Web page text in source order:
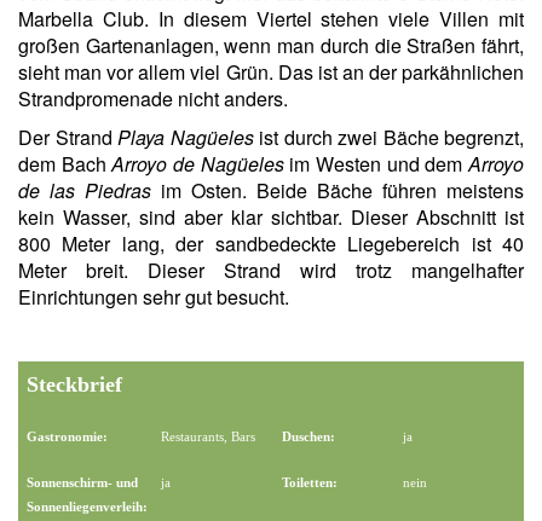
Marbella Club. In diesem Viertel stehen viele Villen mit
großen Gartenanlagen, wenn man durch die Straßen fährt,
sieht man vor allem viel Grün. Das ist an der parkähnlichen
Strandpromenade nicht anders.
Der Strand Playa Nagüelesist durch zwei Bäche begrenzt,
dem BachArroyo de Nagüelesim Westen und demArroyo
de las Piedras im Osten. Beide Bäche führen meistens
kein Wasser, sind aber klar sichtbar. Dieser Abschnitt ist
800 Meter lang, der sandbedeckte Liegebereich ist 40
Meter breit. Dieser Strand wird trotz mangelhafter
Einrichtungen sehr gut besucht.
Steckbrief
Gastronomie: Restaurants, Bars Duschen: ja
Sonnenschirm- und
Sonnenliegenverleih:
ja Toiletten: nein